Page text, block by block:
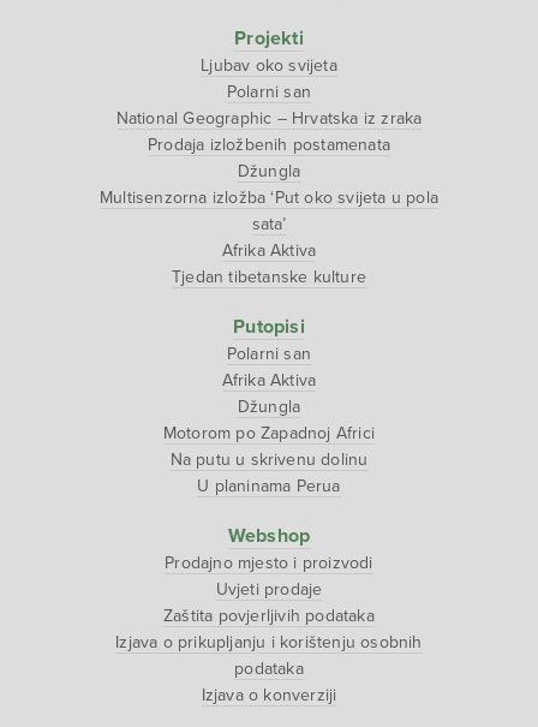
Projekti
Ljubav oko svijeta
Polarni san
National Geographic – Hrvatska iz zraka
Prodaja izložbenih postamenata
Džungla
Multisenzorna izložba ‘Put oko svijeta u pola
sata’
Afrika Aktiva
Tjedan tibetanske kulture
Putopisi
Polarni san
Afrika Aktiva
Džungla
Motorom po Zapadnoj Africi
Na putu u skrivenu dolinu
U planinama Perua
Webshop
Prodajno mjesto i proizvodi
Uvjeti prodaje
Zaštita povjerljivih podataka
Izjava o prikupljanju i korištenju osobnih
podataka
Izjava o konverziji